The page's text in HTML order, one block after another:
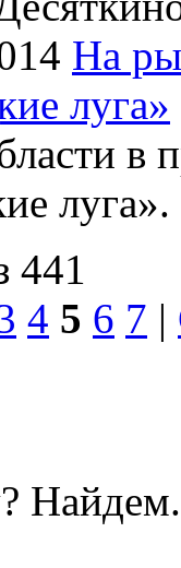
На
луга»
в
луга».
441
4 5 6 7 |